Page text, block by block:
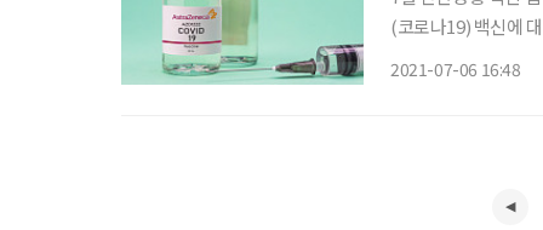
(코로나19) 백신에
2021-07-06 16:48